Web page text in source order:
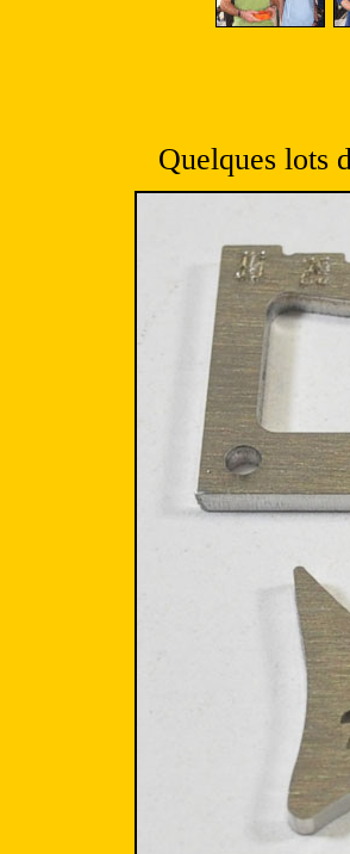
Quelques lots